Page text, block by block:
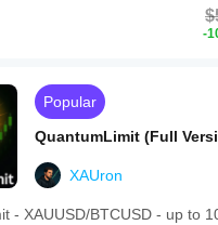
-
Popular
QuantumLimit (Full
XAUron
- XAUUSD/BTCUSD - up to